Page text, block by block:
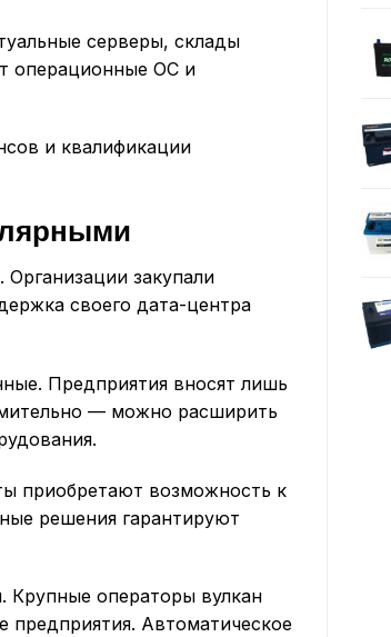
серверы, склады
операционные ОС и
и квалификации
Организации закупали
своего дата-центра
Предприятия вносят лишь
— можно расширить
приобретают возможность к
решения гарантируют
Крупные операторы вулкан
предприятия. Автоматическое